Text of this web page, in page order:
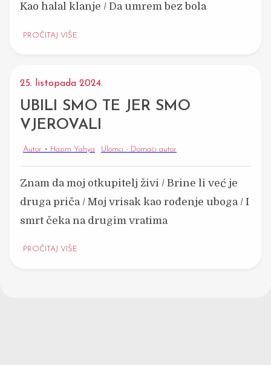
Kao halal klanje / Da umrem bez bola
PROČITAJ VIŠE
25. listopada 2024.
UBILI SMO TE JER SMO
VJEROVALI
Autor • Hazim Yahya Ulomci - Domaći autor
Znam da moj otkupitelj živi / Brine li već je
druga priča / Moj vrisak kao rođenje uboga / I
smrt čeka na drugim vratima
PROČITAJ VIŠE